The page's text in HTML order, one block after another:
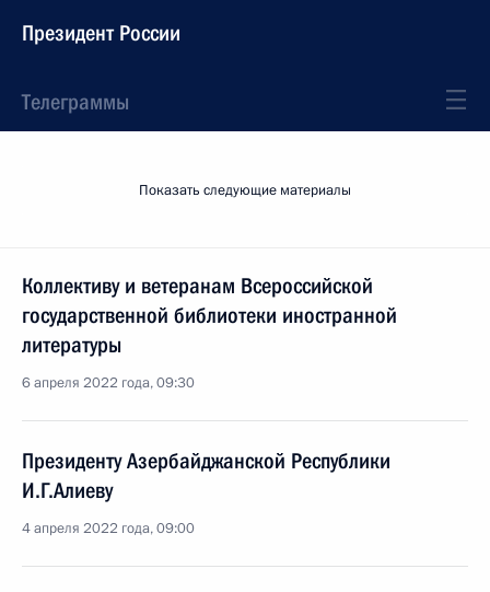
Президент России
Телеграммы
Показать следующие материалы
Коллективу и ветеранам Всероссийской
государственной библиотеки иностранной
литературы
6 апреля 2022 года, 09:30
Президенту Азербайджанской Республики
И.Г.Алиеву
4 апреля 2022 года, 09:00